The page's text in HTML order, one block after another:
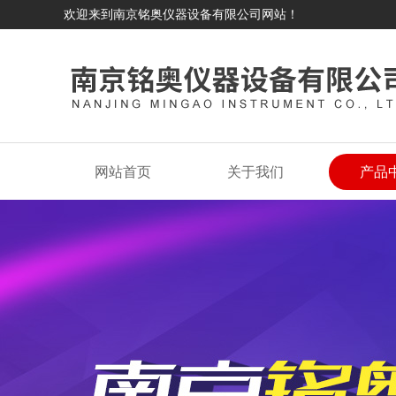
欢迎来到南京铭奥仪器设备有限公司网站！
网站首页 关于我们 产品